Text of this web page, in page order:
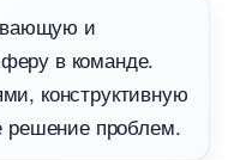
и
в команде.
конструктивную
решение проблем.